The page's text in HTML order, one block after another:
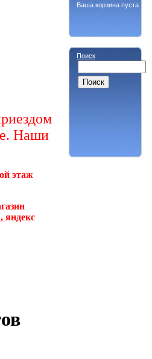
Наши
этаж
яндекс
Ваша корзина пуста
Поиск